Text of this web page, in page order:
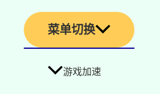
菜单切换
游戏加速